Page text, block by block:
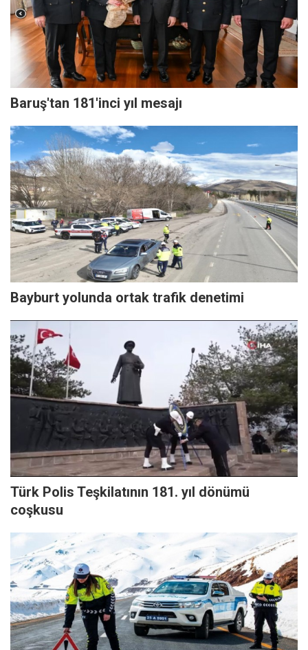
Baruş'tan 181'inci yıl mesajı
Bayburt yolunda ortak trafik denetimi
Türk Polis Teşkilatının 181. yıl dönümü
coşkusu